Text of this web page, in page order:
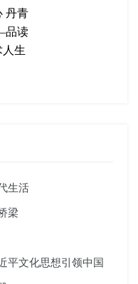
丹青
读
生
生活
梁
文化思想引领中国